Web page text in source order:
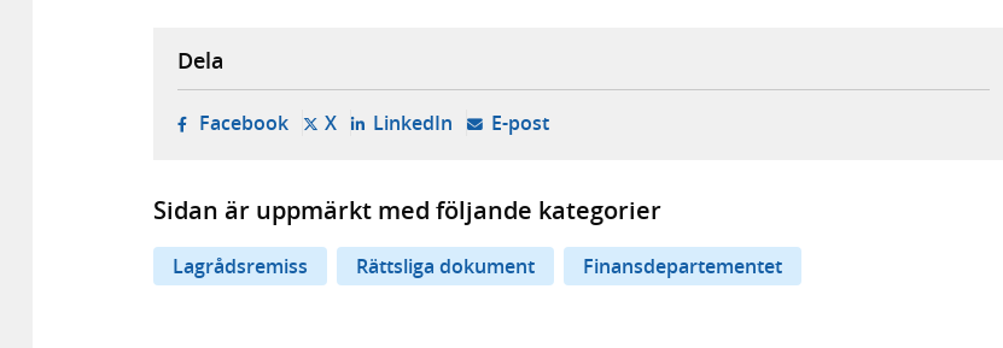
Dela
Facebook- öppnas i ny flik, extern webbplats,
X- öppnas i ny flik, extern webbplats,
LinkedIn- öppnas i ny flik, extern webbplats,
E-post- öppnar din e-postklient,
Sidan är uppmärkt med följande kategorier
Lagrådsremiss Rättsliga dokument Finansdepartementet